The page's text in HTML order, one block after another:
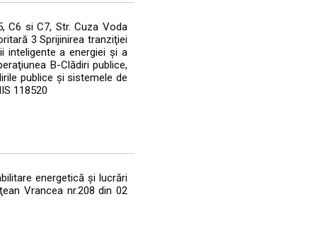
C6 si C7, Str. Cuza Voda
3 Sprijinirea tranziţiei
inteligente a energiei şi a
B-Clădiri publice,
publice şi sistemele de
118520
energetică şi lucrări
Vrancea nr.208 din 02